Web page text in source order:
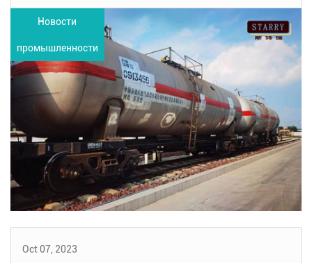
Новости
промышленности
Oct 07, 2023